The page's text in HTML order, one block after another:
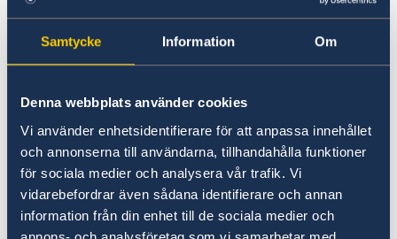
Samtycke Information Om
Denna webbplats använder cookies
Vi använder enhetsidentifierare för att anpassa innehållet
och annonserna till användarna, tillhandahålla funktioner
för sociala medier och analysera vår trafik. Vi
vidarebefordrar även sådana identifierare och annan
information från din enhet till de sociala medier och
För frågor om inreseregler, viseringar och
uppehållstillstånd hänvisas till
Visering till Fastlandskina
Svenska medborgare som reser till
Fastlandskina för affärs-, turism-, familje- och
vänskapsbesök, utbyten och transitändamål